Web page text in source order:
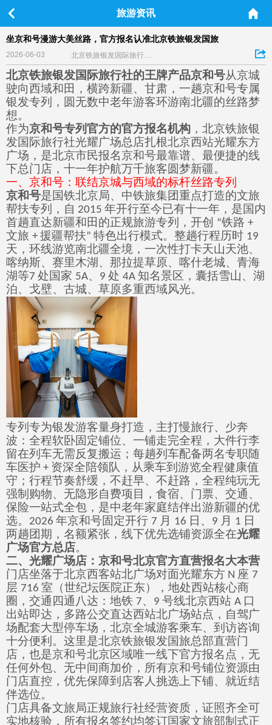
旅游资讯
坐京和号漫游大美丝路，官方报名认准北京铁旅银发国旅
2026-06-03 北京铁旅银发国际旅行社总部
北京铁旅银发国际旅行社的王牌产品京和号从京城
驶向西域和田，横跨新疆、甘肃，一趟京和号专属
银发专列，圆无数中老年游客环游南北疆的丝路梦
想。
作为京和号专列官方的官方报名机构 ，北京铁旅银
发国际旅行社光耀广场总店扎根北京西站光耀东方
广场，是北京市民报名京和号最靠谱、最便捷的线
下总门店，十一年护航万千旅客圆梦新疆。
一、京和号：联结京城与西域的标杆丝路专列
京和号是国铁北京局、中铁旅集团重点打造的文旅
帮扶专列，自 2015 年开行至今已有十一年，是国内
首趟直达新疆和田的正规旅游专列，开创 “铁路 +
文旅 + 援疆帮扶” 特色出行模式。整趟行程历时 19
天，环线游览南北疆全境，一次性打卡天山天池、
喀纳斯、赛里木湖、那拉提草原、喀什老城、青海
湖等7 处国家 5A、 9 处 4A 知名景区，囊括雪山、湖
泊、戈壁、古城、草原多重西域风光。
专列专为银发游客量身打造，主打慢旅行、少奔
波：全程软卧固定铺位、一铺走完全程，大件行李
留在列车无需反复搬运；每趟列车配备两名专职随
车医护 + 资深全陪领队，从乘车到游览全程健康值
守；行程节奏舒缓，不赶早、不赶路，全程纯玩无
强制购物、无隐形自费项目，食宿、门票、交通、
保险一站式全包，是中老年家庭结伴出游新疆的优
选。
2026 年京和号固定开行 7 月 16 日、 9 月 1 日
两趟团期，名额紧张，线下优先选铺资源全在光耀
广场官方总店。
二、光耀广场店：京和号北京官方直营报名大本营
门店坐落于北京西客站北广场对面光耀东方 N 座 7
层 716 室（世纪坛医院正东），地处西站核心商
圈，交通四通八达：地铁 7、 9 号线北京西站 A 口
出站即达，多路公交直达西站北广场站点，自驾广
场配套大型停车场，北京全城游客乘车、到访咨询
十分便利。这里是北京铁旅银发国旅总部直营门
店，也是京和号北京区域唯一线下官方报名点，无
任何外包、无中间商加价，所有京和号铺位资源由
门店直控，优先保障到店客人挑选上下铺、就近结
伴选位。
门店具备文旅局正规旅行社经营资质，证照齐全可
实地核验，所有报名签约均签订国家文旅部制式正